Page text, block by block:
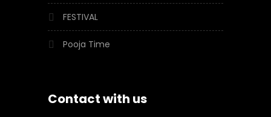
FESTIVAL
Pooja Time
Contact with us